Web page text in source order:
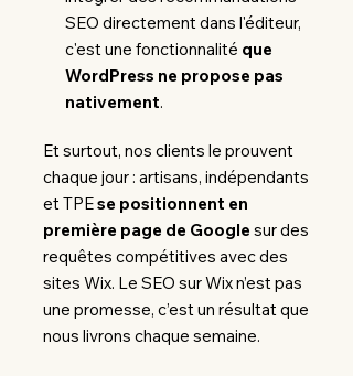
SEO directement dans l'éditeur,
c'est une fonctionnalité que
WordPress ne propose pas
nativement.
Et surtout, nos clients le prouvent
chaque jour : artisans, indépendants
et TPEse positionnent en
première page de Google sur des
requêtes compétitives avec des
sites Wix. Le SEO sur Wix n’est pas
une promesse, c’est un résultat que
nous livrons chaque semaine.